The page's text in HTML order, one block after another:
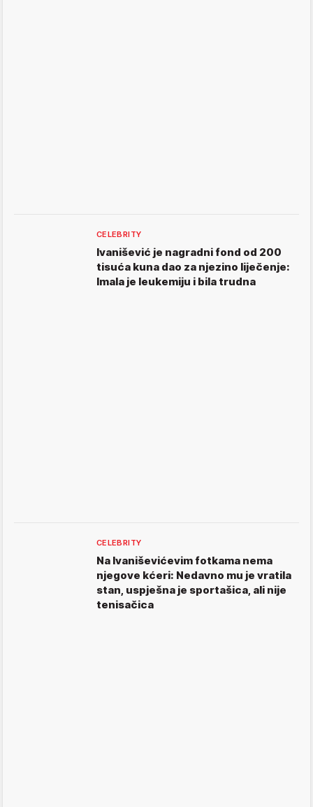
CELEBRITY
Ivanišević je nagradni fond od 200
tisuća kuna dao za njezino liječenje:
Imala je leukemiju i bila trudna
CELEBRITY
Na Ivaniševićevim fotkama nema
njegove kćeri: Nedavno mu je vratila
stan, uspješna je sportašica, ali nije
tenisačica